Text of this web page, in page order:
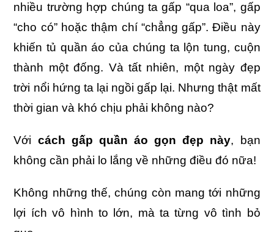
nhiều trường hợp chúng ta gấp “qua loa”, gấp
“cho có” hoặc thậm chí “chẳng gấp”. Điều này
khiến tủ quần áo của chúng ta lộn tung, cuộn
thành một đống. Và tất nhiên, một ngày đẹp
trời nổi hứng ta lại ngồi gấp lại. Nhưng thật mất
thời gian và khó chịu phải không nào?
Với cách gấp quần áo gọn đẹp này, bạn
không cần phải lo lắng về những điều đó nữa!
Không những thế, chúng còn mang tới những
lợi ích vô hình to lớn, mà ta từng vô tình bỏ